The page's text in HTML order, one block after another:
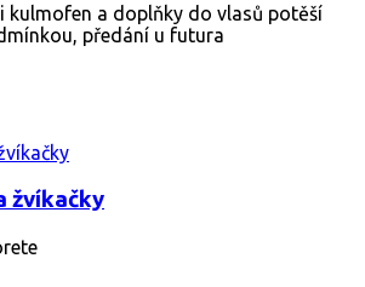
kulmofen a doplňky do vlasů potěší
předání u futura
žvíkačky